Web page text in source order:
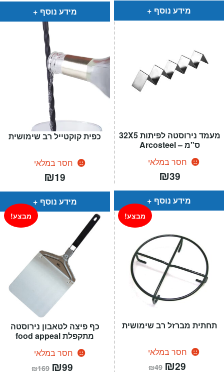
מידע נוסף ₪49.
מידע נוסף
כפית קוקטייל רב שימושית
חסר במלאי
₪19
מידע נוסף
מעמד נירוסטה לפיתות 32X5
ס"מ – Arcosteel
חסר במלאי
₪39
מידע נוסף
כף פיצה לטאבון נירוסטה
מתקפלת food appeal
חסר במלאי
מבצע!
₪169 המחיר
₪99
תחתית מברזל רב שימושית
חסר במלאי
מבצע!
₪49 המחיר
₪29